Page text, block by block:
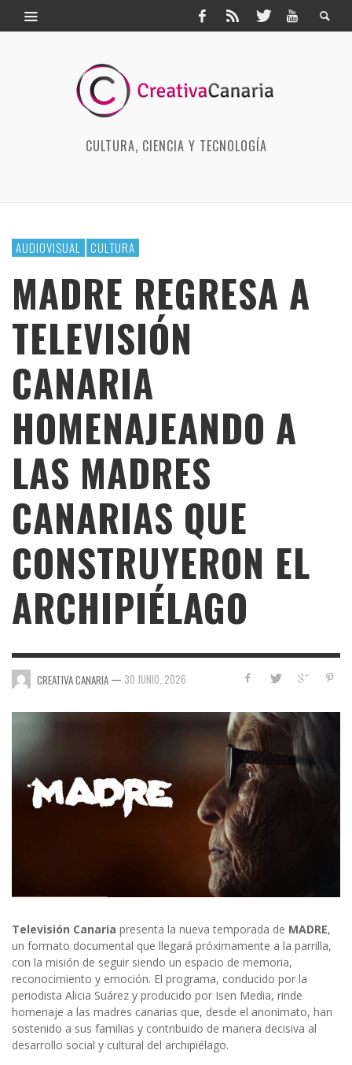
CULTURA, CIENCIA Y TECNOLOGÍA
AUDIOVISUAL CULTURA
MADRE REGRESA A
TELEVISIÓN
CANARIA
HOMENAJEANDO A
LAS MADRES
CANARIAS QUE
CONSTRUYERON EL
ARCHIPIÉLAGO
CREATIVA CANARIA — 30 JUNIO, 2026
Televisión Canaria presenta la nueva temporada de MADRE,
un formato documental que llegará próximamente a la parrilla,
con la misión de seguir siendo un espacio de memoria,
reconocimiento y emoción. El programa, conducido por la
periodista Alicia Suárez y producido por Isen Media, rinde
homenaje a las madres canarias que, desde el anonimato, han
sostenido a sus familias y contribuido de manera decisiva al
desarrollo social y cultural del archipiélago.